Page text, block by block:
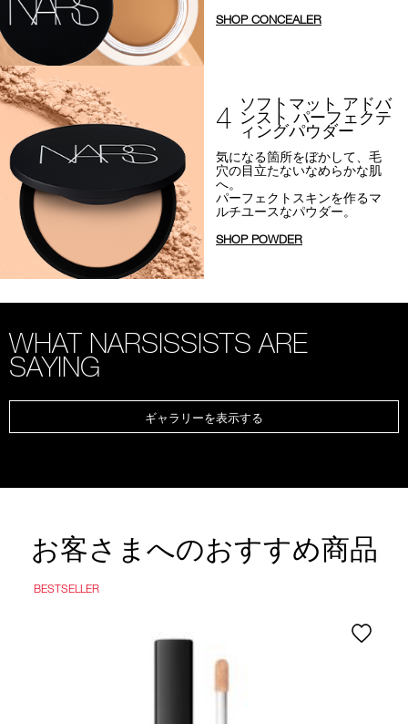
SHOP CONCEALER
4 ソフトマット アドバ
ンスト パーフェクテ
ィングパウダー
気になる箇所をぼかして、 毛
穴の目立たないなめらかな肌
へ。
パーフェクトスキンを作るマ
ルチユースなパウダー。
SHOP POWDER
WHAT NARSISSISTS ARE
SAYING
ギャラリーを表示する
お客さまへのおすすめ商品
BESTSELLER